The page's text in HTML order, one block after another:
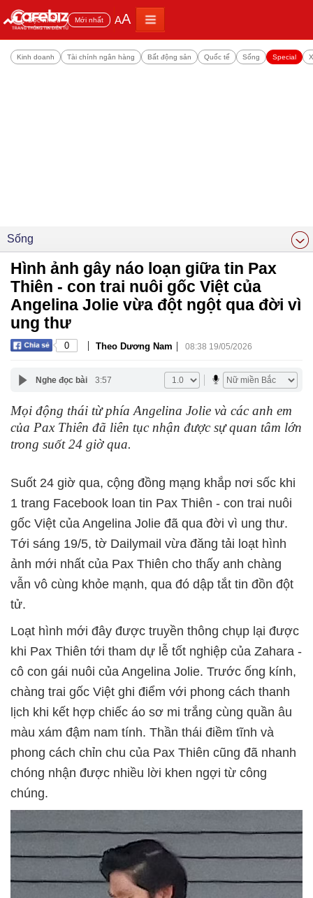
Đọc nhiều Mới nhất AA
Kinh doanh Tài chính ngân hàng Bất động sản Quốc tế Sống Special
Sống
Hình ảnh gây náo loạn giữa tin Pax
Thiên - con trai nuôi gốc Việt của
Angelina Jolie vừa đột ngột qua đời vì
ung thư
0 | Theo Dương Nam | 08:38 19/05/2026
Nghe đọc bài 3:57
Mọi động thái từ phía Angelina Jolie và các anh em
của Pax Thiên đã liên tục nhận được sự quan tâm lớn
trong suốt 24 giờ qua.
Suốt 24 giờ qua, cộng đồng mạng khắp nơi sốc khi
1 trang Facebook loan tin Pax Thiên - con trai nuôi
gốc Việt của Angelina Jolie đã qua đời vì ung thư.
Tới sáng 19/5, tờ Dailymail vừa đăng tải loạt hình
ảnh mới nhất của Pax Thiên cho thấy anh chàng
vẫn vô cùng khỏe mạnh, qua đó dập tắt tin đồn đột
tử.
Loạt hình mới đây được truyền thông chụp lại được
khi Pax Thiên tới tham dự lễ tốt nghiệp của Zahara -
cô con gái nuôi của Angelina Jolie. Trước ống kính,
chàng trai gốc Việt ghi điểm với phong cách thanh
lịch khi kết hợp chiếc áo sơ mi trắng cùng quần âu
màu xám đậm nam tính. Thần thái điềm tĩnh và
phong cách chỉn chu của Pax Thiên cũng đã nhanh
chóng nhận được nhiều lời khen ngợi từ công
chúng.